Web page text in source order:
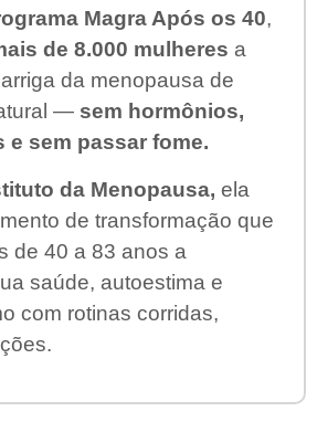
Magra Após os 40,
de 8.000 mulheres a
da menopausa de
— sem hormônios,
e sem passar fome.
da Menopausa, ela
de transformação que
de 40 a 83 anos a
saúde, autoestima e
com rotinas corridas,